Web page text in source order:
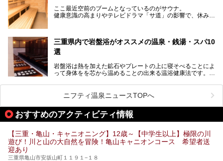
ト、松坂牛に伊勢海老……と、観光＆グルメの宝庫です。
東からも西からも訪れやすい三重県には、ハイクオリティな
スーパー銭湯がたくさん！お風呂も食事もコスパもいい、お
ここ最近空前のブームとなっているのがサウナ。
健康意識の高まりやテレビドラマ「サ道」の影響で、休みの
いサウナのある温泉や銭湯、スパをご紹介。
気軽に立ち寄れてリラックス効果の高いサウナで、日頃の疲
れをリフレッシュしませんか？
三重県内で岩盤浴がオススメの温泉・銭湯・スパ10
選
岩盤浴は熱を加えた鉱石やプレートの上に寝そべることによ
って身体をを芯から温めることの出来る温浴健康法です。じ
果だけではなく、代謝が高まり健康や美容にも良い影響が期
待できます。今回はそんな岩盤浴にこだわった、三重県内の
オススメ温泉・銭湯・スパ10ヶ所を紹介させていただきま
す。
ニフティ温泉ニュースTOPへ
おすすめのアクティビティ情報
【三重・亀山・キャニオニング】12歳～【中学生以上】極限の川
遊び！川と山の大自然を冒険！亀山キャニオンコース 希望者送
迎あり
三重県亀山市安坂山町１１９１−１８